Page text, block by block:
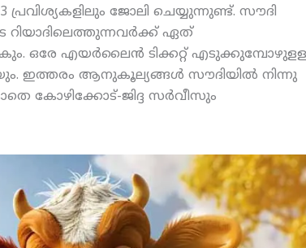
ജോലി ചെയ്യുന്നുണ്ട്. സൗദി
ഏത്
ഒരേ എയര്‍ലൈന്‍ ടിക്കറ്റ് എടുക്കുമ്പോഴുളള
ഇത്തരം ആനുകൂല്യങ്ങള്‍ സൗദിയില്‍ നിന്നു
കോഴിക്കോട്-ജിദ്ദ സര്‍വീസും